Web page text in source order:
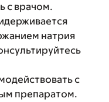
с врачом.
натрия
с
препаратом.